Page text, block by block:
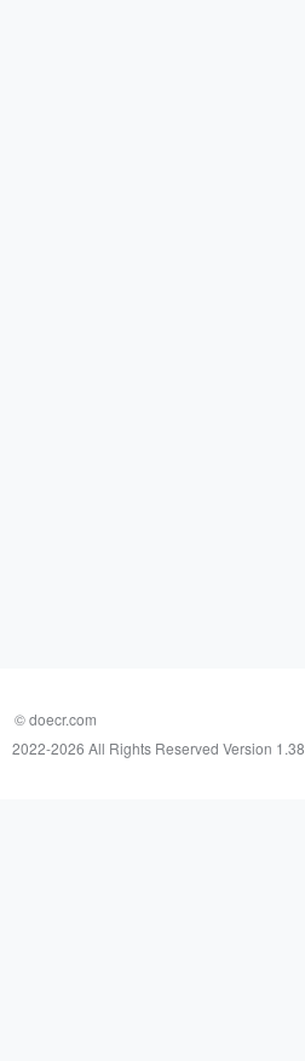
© doecr.com
2022-2026 All Rights Reserved Version 1.38